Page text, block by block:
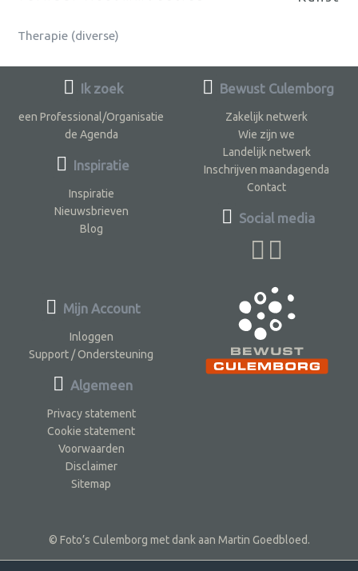
Therapie (diverse)
Ik zoek
een Professional/Organisatie
de Agenda
Inspiratie
Inspiratie
Nieuwsbrieven
Blog
Bewust Culemborg
Zakelijk netwerk
Wie zijn we
Landelijk netwerk
Inschrijven maandagenda
Contact
Social media
Mijn Account
Inloggen
Support / Ondersteuning
Algemeen
Privacy statement
Cookie statement
Voorwaarden
Disclaimer
Sitemap
© Foto’s Culemborg met dank aan Martin Goedbloed.